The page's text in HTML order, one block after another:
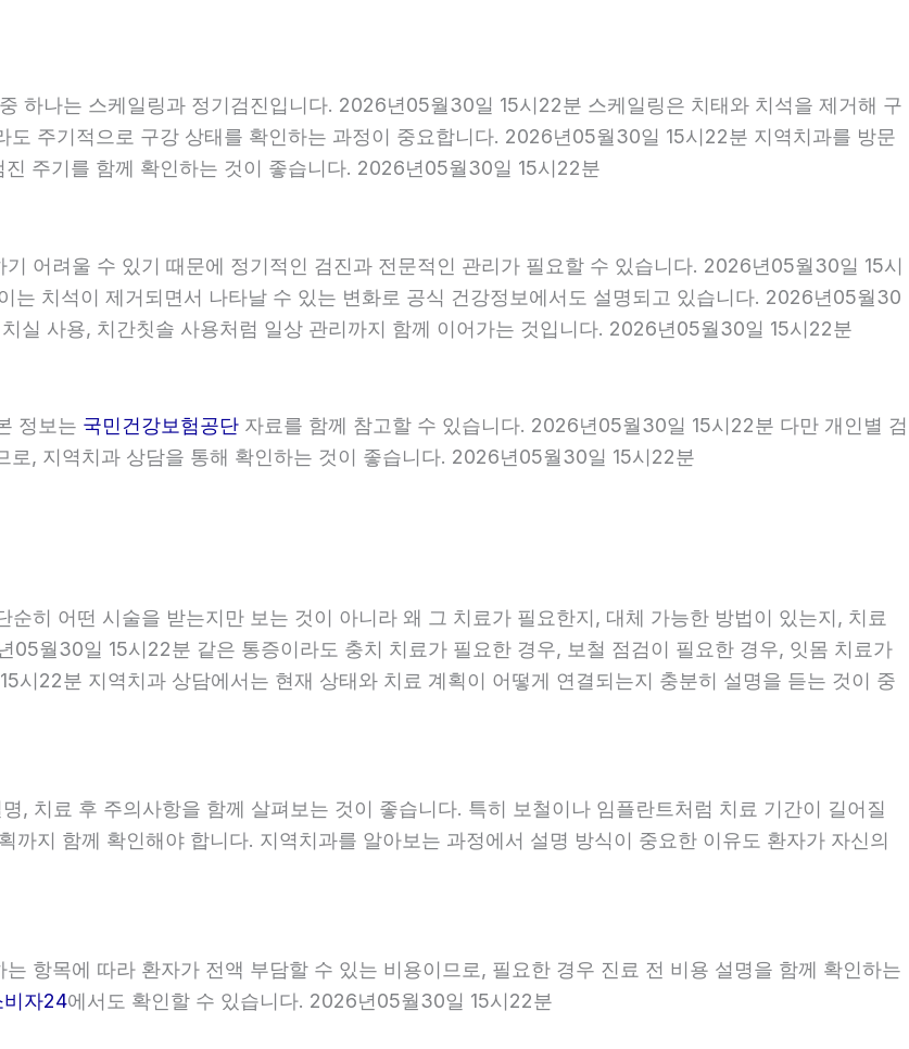
하나는 스케일링과 정기검진입니다. 2026년05월30일 15시22분 스케일링은 치태와 치석을 제거해 구
주기적으로 구강 상태를 확인하는 과정이 중요합니다. 2026년05월30일 15시22분 지역치과를 방문
주기를 함께 확인하는 것이 좋습니다. 2026년05월30일 15시22분
어려울 수 있기 때문에 정기적인 검진과 전문적인 관리가 필요할 수 있습니다. 2026년05월30일 15시
는 치석이 제거되면서 나타날 수 있는 변화로 공식 건강정보에서도 설명되고 있습니다. 2026년05월30
실 사용, 치간칫솔 사용처럼 일상 관리까지 함께 이어가는 것입니다. 2026년05월30일 15시22분
정보는 국민건강보험공단 자료를 함께 참고할 수 있습니다. 2026년05월30일 15시22분 다만 개인별 검
, 지역치과 상담을 통해 확인하는 것이 좋습니다. 2026년05월30일 15시22분
히 어떤 시술을 받는지만 보는 것이 아니라 왜 그 치료가 필요한지, 대체 가능한 방법이 있는지, 치료
월30일 15시22분 같은 통증이라도 충치 치료가 필요한 경우, 보철 점검이 필요한 경우, 잇몸 치료가
22분 지역치과 상담에서는 현재 상태와 치료 계획이 어떻게 연결되는지 충분히 설명을 듣는 것이 중
, 치료 후 주의사항을 함께 살펴보는 것이 좋습니다. 특히 보철이나 임플란트처럼 치료 기간이 길어질
지 함께 확인해야 합니다. 지역치과를 알아보는 과정에서 설명 방식이 중요한 이유도 환자가 자신의
항목에 따라 환자가 전액 부담할 수 있는 비용이므로, 필요한 경우 진료 전 비용 설명을 함께 확인하는
비자24에서도 확인할 수 있습니다. 2026년05월30일 15시22분